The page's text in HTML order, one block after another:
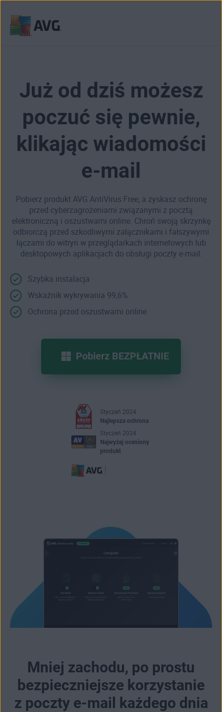
Już od dziś możesz
poczuć się pewnie,
klikając wiadomości
e-mail
Pobierz produkt AVG AntiVirus Free, a zyskasz ochronę
przed cyberzagrożeniami związanymi z pocztą
elektroniczną i oszustwami online. Chroń swoją skrzynkę
odbiorczą przed szkodliwymi załącznikami i fałszywymi
łączami do witryn w przeglądarkach internetowych lub
desktopowych aplikacjach do obsługi poczty e-mail.
Szybka instalacja
Wskaźnik wykrywania 99,6%
Ochrona przed oszustwami online
Pobierz BEZPŁATNIE
Styczeń 2024
Najlepsza ochrona
Styczeń 2024
Najwyżej oceniony
produkt
Mniej zachodu, po prostu
bezpieczniejsze korzystanie
z poczty e-mail każdego dnia